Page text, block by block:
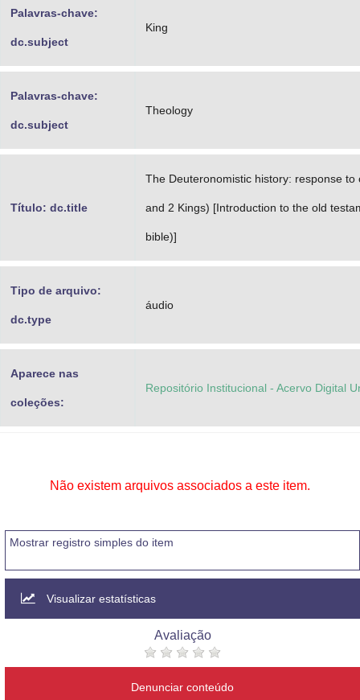
Palavras-chave:
dc.subject
King
Palavras-chave:
dc.subject
Theology
Título: dc.title
The Deuteronomistic history: response to
and 2 Kings) [Introduction to the old
bible)]
Tipo de arquivo:
dc.type
áudio
Aparece nas
coleções:
Repositório Institucional - Acervo Digital
Não existem arquivos associados a este item.
Mostrar registro simples do item
Visualizar estatísticas
Avaliação
Denunciar conteúdo